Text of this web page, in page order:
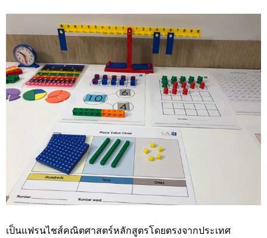
เป็นแฟรนไชส์คณิตศาสตร์หลักสูตรโดยตรงจากประเทศ